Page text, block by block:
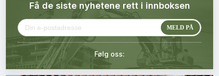
Abonnement Pluss
Kontakt oss
Login
Få de siste nyhetene rett i innboksen
Følg oss: